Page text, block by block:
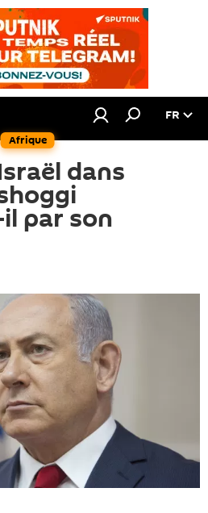
Afrique
FR
dans
par son